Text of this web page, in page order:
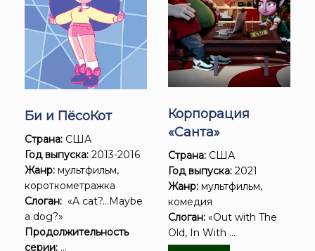
Би и ПёсоКот
Страна: США
Год выпуска: 2013-2016
Жанр: мультфильм,
короткометражка
Слоган: «A cat?...Maybe
a dog?»
Продолжительность
серии: ...
Корпорация
«Санта»
Страна: США
Год выпуска: 2021
Жанр: мультфильм,
комедия
Слоган: «Out with The
Old, In With ...